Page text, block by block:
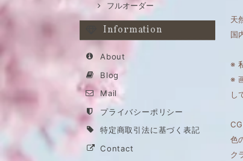
フルオーダー
Information
About
Blog
Mail
プライバシーポリシー
特定商取引法に基づく表記
Contact
天
国
※
※
し
色
ク